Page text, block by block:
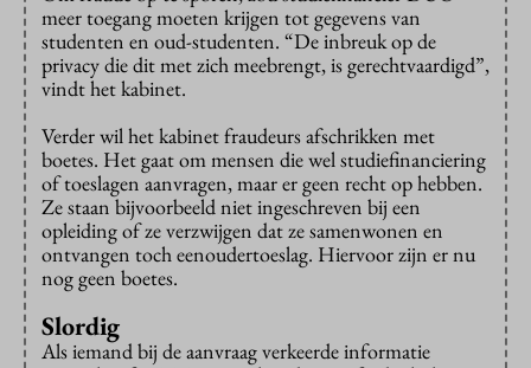
meer toegang moeten krijgen tot gegevens van
studenten en oud-studenten. “De inbreuk op de
privacy die dit met zich meebrengt, is gerechtvaardigd”,
vindt het kabinet.
Verder wil het kabinet fraudeurs afschrikken met
boetes. Het gaat om mensen die wel studiefinanciering
of toeslagen aanvragen, maar er geen recht op hebben.
Ze staan bijvoorbeeld niet ingeschreven bij een
opleiding of ze verzwijgen dat ze samenwonen en
ontvangen toch eenoudertoeslag. Hiervoor zijn er nu
nog geen boetes.
Slordig
Als iemand bij de aanvraag verkeerde informatie